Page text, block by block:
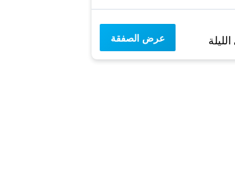
عرض الصفقة